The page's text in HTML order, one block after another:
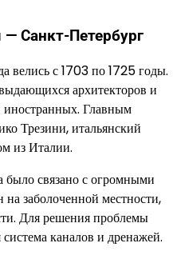
Санкт-Петербург
велись с 1703 по 1725 годы.
архитекторов и
иностранных. Главным
Трезини, итальянский
из Италии.
было связано с огромными
заболоченной местности,
Для решения проблемы
каналов и дренажей.